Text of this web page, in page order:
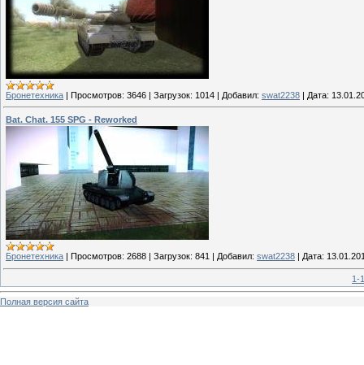
Бронетехника | Просмотров: 3646 | Загрузок: 1014 | Добавил: swat2238 | Дата:
Bat. Chat. 155 SPG - Reworked
Бронетехника | Просмотров: 2688 | Загрузок: 841 | Добавил: swat2238 | Дата:
1-
Полная версия сайта